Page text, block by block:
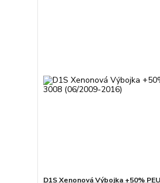
D1S Xenonová Výbojka +50%